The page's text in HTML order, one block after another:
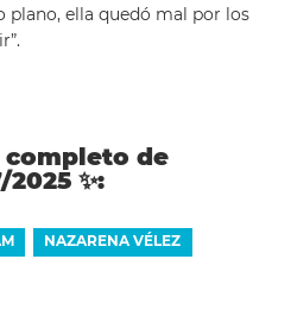
plano, ella quedó mal por los
de
2025 ✨:
NAZARENA VÉLEZ